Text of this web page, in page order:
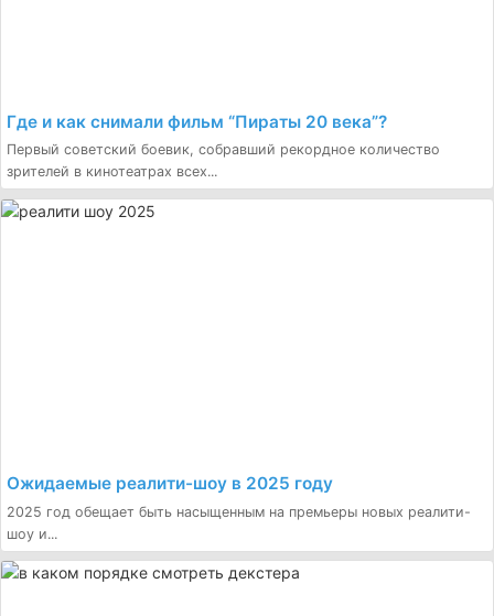
Где и как снимали фильм “Пираты 20 века”?
Первый советский боевик, собравший рекордное количество
зрителей в кинотеатрах всех...
Ожидаемые реалити-шоу в 2025 году
2025 год обещает быть насыщенным на премьеры новых реалити-
шоу и...